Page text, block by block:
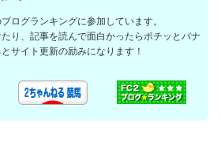
ログランキングに参加しています。
り、記事を読んで面白かったらポチッとバナ
サイト更新の励みになります！